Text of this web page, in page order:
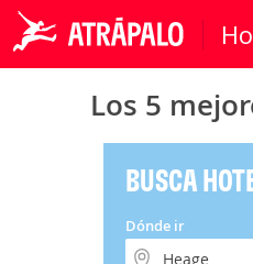
Los 5
BUSCA
Dónde ir